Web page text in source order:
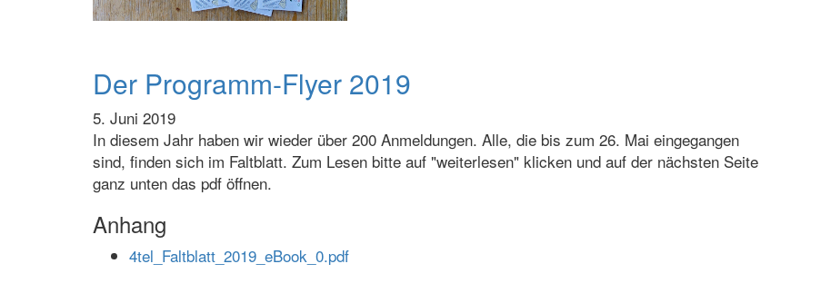
Der Programm-Flyer 2019
5. Juni 2019
In diesem Jahr haben wir wieder über 200 Anmeldungen. Alle, die bis zum 26. Mai eingegangen
sind, finden sich im Faltblatt. Zum Lesen bitte auf "weiterlesen" klicken und auf der nächsten Seite
ganz unten das pdf öffnen.
Anhang
4tel_Faltblatt_2019_eBook_0.pdf